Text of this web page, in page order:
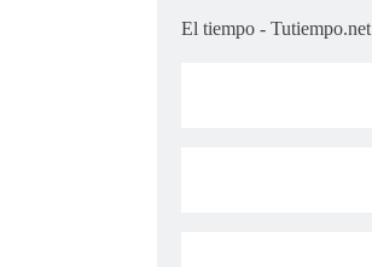
El tiempo - Tutiempo.net